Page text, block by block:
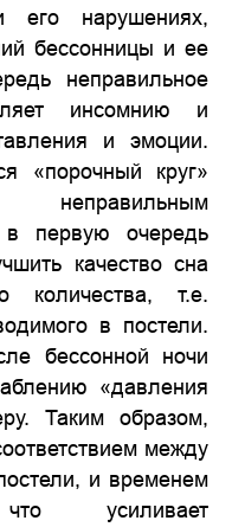
его нарушениях,
бессонницы и ее
неправильное
инсомнию и
и эмоции.
«порочный круг»
неправильным
в первую очередь
качество сна
количества, т.е.
в постели.
бессонной ночи
«давления
Таким образом,
между
и временем
усиливает